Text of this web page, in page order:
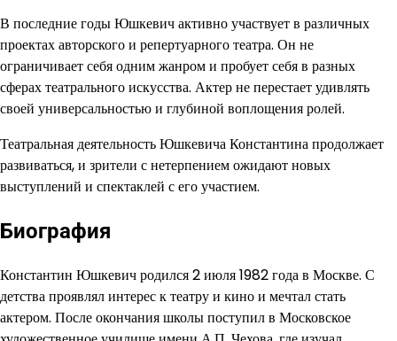
В последние годы Юшкевич активно участвует в различных
проектах авторского и репертуарного театра. Он не
ограничивает себя одним жанром и пробует себя в разных
сферах театрального искусства. Актер не перестает удивлять
своей универсальностью и глубиной воплощения ролей.
Театральная деятельность Юшкевича Константина продолжает
развиваться, и зрители с нетерпением ожидают новых
выступлений и спектаклей с его участием.
Биография
Константин Юшкевич родился 2 июля 1982 года в Москве. С
детства проявлял интерес к театру и кино и мечтал стать
актером. После окончания школы поступил в Московское